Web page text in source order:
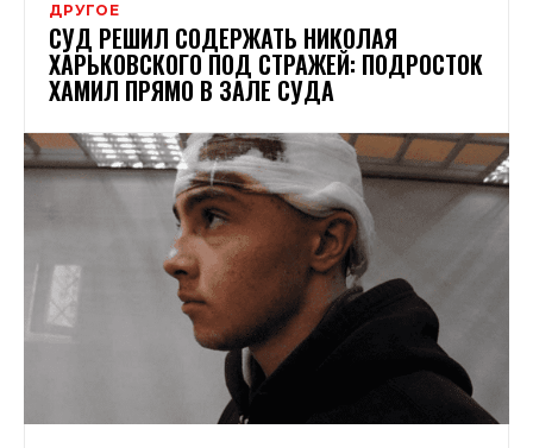
ДРУГОЕ
СУД РЕШИЛ СОДЕРЖАТЬ НИКОЛАЯ
ХАРЬКОВСКОГО ПОД СТРАЖЕЙ: ПОДРОСТОК
ХАМИЛ ПРЯМО В ЗАЛЕ СУДА